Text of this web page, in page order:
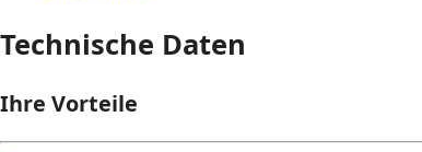
Technische Daten
Ihre Vorteile